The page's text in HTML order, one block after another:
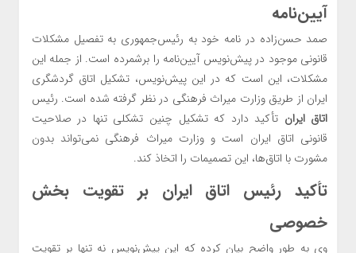
آیین‌نامه
صمد حسن‌زاده در نامه خود به رئیس‌جمهوری به تفصیل مشکلات
قانونی موجود در پیش‌نویس آیین‌نامه را برشمرده است. از جمله این
مشکلات، این است که در این پیش‌نویس، تشکیل اتاق گردشگری
ایران از طریق وزارت میراث فرهنگی در نظر گرفته شده است. رئیس
اتاق ایران تأکید دارد که تشکیل چنین تشکلی تنها در صلاحیت
قانونی اتاق ایران است و وزارت میراث فرهنگی نمی‌تواند بدون
مشورت با اتاق‌ها، این تصمیمات را اتخاذ کند.
تأکید رئیس اتاق ایران بر تقویت بخش
خصوصی
وی به طور واضح بیان کرده که این پیش‌نویس نه تنها بر تقویت